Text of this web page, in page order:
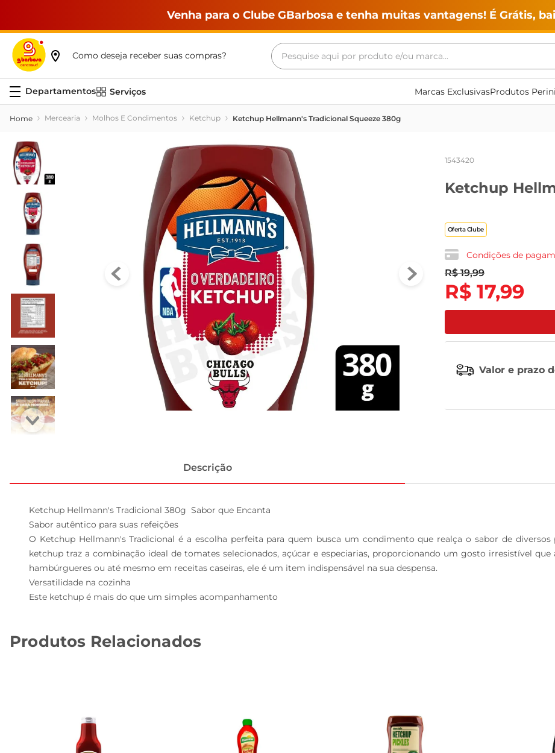
Venha para o Clube GBarbosa e tenha muitas vantagens! É Grátis,
Como deseja receber suas compras?
Pesquise aqui por produto e/ou marca...
Serviços Marcas ExclusivasProdutos Perini
Mercearia Molhos E Condimentos Ketchup Ketchup Hellmann's Tradicional Squeeze 380g
1543420
Ketchup
Oferta Clube
Condições de
R$ 19,99
R$ 17,99
Valor e prazo
Descrição
Ketchup Hellmann's Tradicional 380g  Sabor que Encanta
Sabor autêntico para suas refeições
O Ketchup Hellmann's Tradicional é a escolha perfeita para quem busca um condimento que realça o sabor de
ketchup traz a combinação ideal de tomates selecionados, açúcar e especiarias, proporcionando um gosto irresistível
hambúrgueres ou até mesmo em receitas caseiras, ele é um item indispensável na sua despensa.
Versatilidade na cozinha
Este ketchup é mais do que um simples acompanhamento
Produtos Relacionados
Termos mais buscados
maquina lavar
café
cerveja
frango
leite
vinho
leite pó